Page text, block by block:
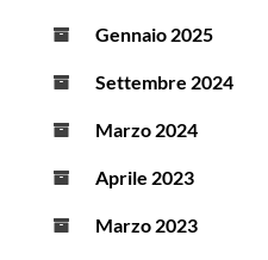
Gennaio 2025
Settembre 2024
Marzo 2024
Aprile 2023
Marzo 2023